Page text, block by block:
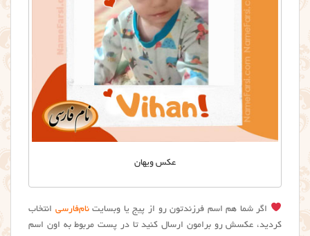
عکس ويهان
اگر شما هم اسم فرزندتون رو از پیج یا وبسایتنام‌فارسی انتخاب
کردید، عکسش رو برامون ارسال کنید تا در پست مربوط به اون اسم